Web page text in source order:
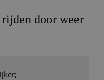
door weer